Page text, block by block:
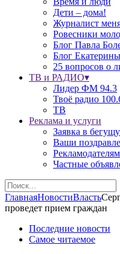
Дети – дома!
Журналист
Ровесники
Блог Павла
Блог
25 вопросов о
ТВ и РАДИО▾
Лидер ФМ 94.3
Твоё радио
ТВ
Реклама и услуги
Заявка в
Ваши
Рекламодателям
Частные
ГлавнаяНовостиВласть
проведет прием граждан
Последние новости
Самое читаемое